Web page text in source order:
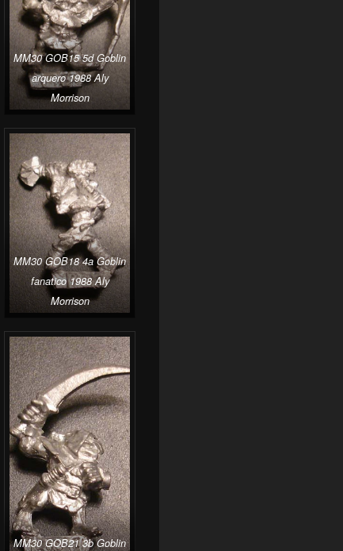
MM30 GOB15 5d Goblin
arquero 1988 Aly
Morrison
MM30 GOB18 4a Goblin
fanatico 1988 Aly
Morrison
MM30 GOB21 3b Goblin